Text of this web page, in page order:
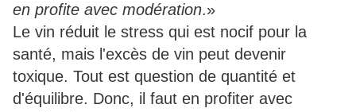
en profite avec modération.»
Le vin réduit le stress qui est nocif pour la
santé, mais l'excès de vin peut devenir
toxique. Tout est question de quantité et
d'équilibre. Donc, il faut en profiter avec